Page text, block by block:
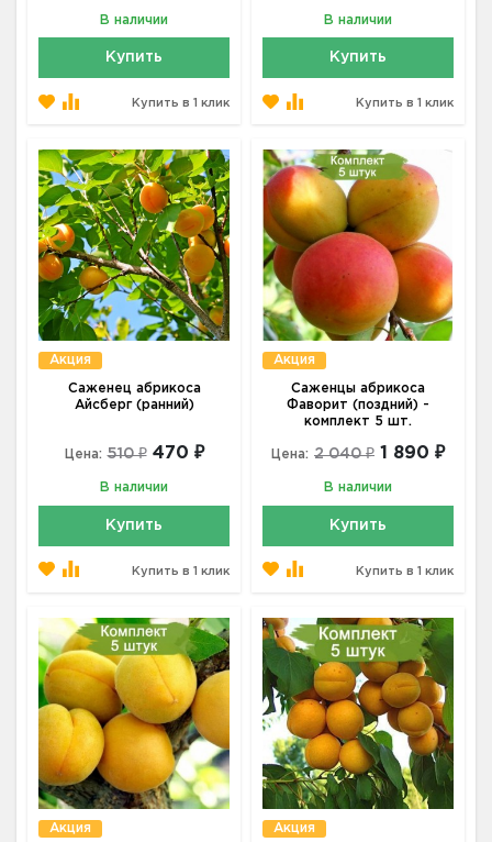
В наличии
Купить
Купить в 1 клик
В наличии
Купить
Купить в 1 клик
Акция
Саженец абрикоса
Айсберг (ранний)
Цена: 510 ₽ 470 ₽
В наличии
Купить
Купить в 1 клик
Акция
Саженцы абрикоса
Фаворит (поздний) -
комплект 5 шт.
Цена: 2 040 ₽ 1 890 ₽
В наличии
Купить
Купить в 1 клик
Акция Акция